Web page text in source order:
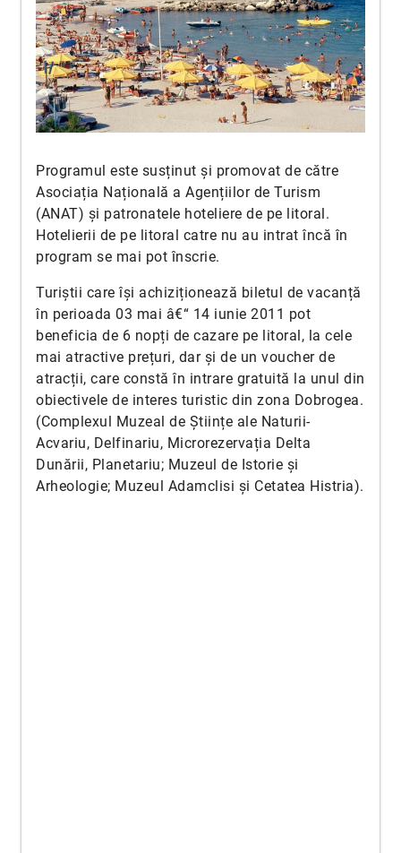
Programul este susținut și promovat de către
Asociația Națională a Agențiilor de Turism
(ANAT) și patronatele hoteliere de pe litoral.
Hotelierii de pe litoral catre nu au intrat încă în
program se mai pot înscrie.
Turiștii care își achiziționează biletul de vacanță
în perioada 03 mai â€“ 14 iunie 2011 pot
beneficia de 6 nopți de cazare pe litoral, la cele
mai atractive prețuri, dar și de un voucher de
atracții, care constă în intrare gratuită la unul din
obiectivele de interes turistic din zona Dobrogea.
(Complexul Muzeal de Științe ale Naturii-
Acvariu, Delfinariu, Microrezervația Delta
Dunării, Planetariu; Muzeul de Istorie și
Arheologie; Muzeul Adamclisi și Cetatea Histria).